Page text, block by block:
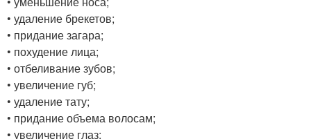
• удаление брекетов;
• придание загара;
• похудение лица;
• отбеливание зубов;
• увеличение губ;
• удаление тату;
• придание объема волосам;
• увеличение глаз;